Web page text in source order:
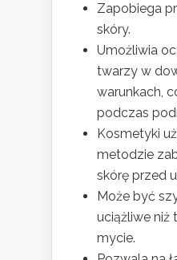
Zapobiega
skóry.
Umożliwia
twarzy w
warunkach,
podczas
Kosmetyki
metodzie
skórę przed
Może być
uciążliwe niż
mycie.